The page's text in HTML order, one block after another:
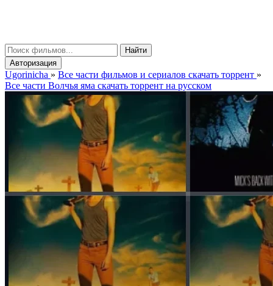
Найти
Авторизация
Ugorinicha » Все части фильмов и сериалов скачать торрент »
Все части Волчья яма скачать торрент на русском